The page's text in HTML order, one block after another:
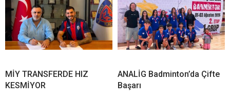
MİY TRANSFERDE HIZ
KESMİYOR
ANALİG Badminton’da Çifte
Başarı